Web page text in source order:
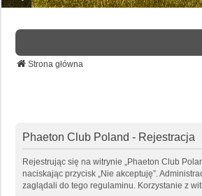
Strona główna
Phaeton Club Poland - Rejestracja
Rejestrując się na witrynie „Phaeton Club
naciskając przycisk „Nie akceptuję”.
zaglądali do tego regulaminu. Korzystanie z